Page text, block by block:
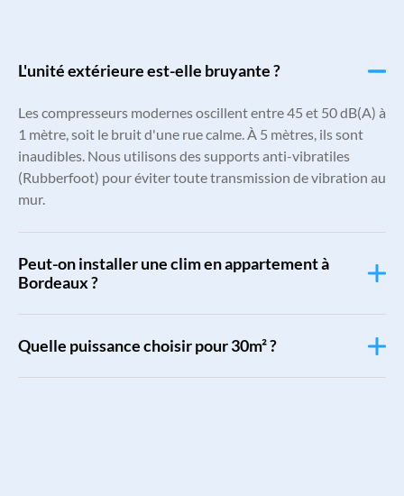
L'unité extérieure est-elle bruyante ?
Les compresseurs modernes oscillent entre 45 et 50 dB(A) à
1 mètre, soit le bruit d'une rue calme. À 5 mètres, ils sont
inaudibles. Nous utilisons des supports anti-vibratiles
(Rubberfoot) pour éviter toute transmission de vibration au
mur.
Peut-on installer une clim en appartement à
Bordeaux ?
Quelle puissance choisir pour 30m² ?